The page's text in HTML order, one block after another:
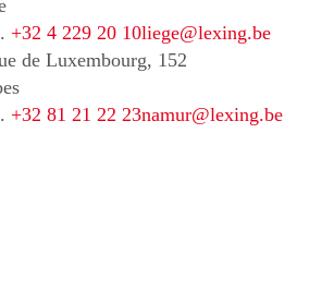
+32 4 229 20 10liege@lexing.be
de Luxembourg, 152
+32 81 21 22 23namur@lexing.be